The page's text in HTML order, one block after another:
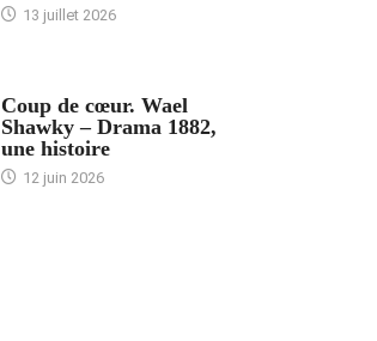
13 juillet 2026
Coup de cœur. Wael
Shawky – Drama 1882,
une histoire
12 juin 2026